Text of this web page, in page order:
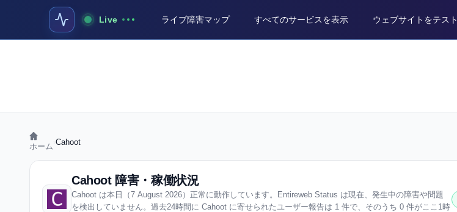
Live ライブ障害マップ すべてのサービスを表示 ウェブサイトをテスト
ホーム Cahoot
Cahoot 障害・稼働状況
Cahoot は本日（7 August 2026）正常に動作しています。Entireweb Status は現在、発生中の障害や問題
を検出していません。過去24時間に Cahoot に寄せられたユーザー報告は 1 件で、そのうち 0 件がここ1時